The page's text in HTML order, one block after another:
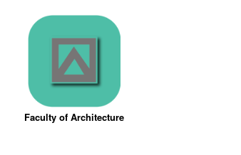
Faculty of Architecture